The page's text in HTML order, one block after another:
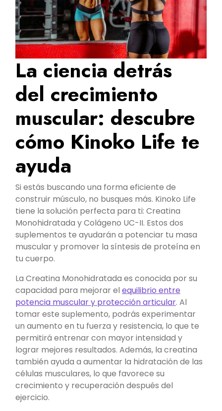
La ciencia detrás
del crecimiento
muscular: descubre
cómo Kinoko Life te
ayuda
Si estás buscando una forma eficiente de
construir músculo, no busques más. Kinoko Life
tiene la solución perfecta para ti: Creatina
Monohidratada y Colágeno UC-II. Estos dos
suplementos te ayudarán a potenciar tu masa
muscular y promover la síntesis de proteína en
tu cuerpo.
La Creatina Monohidratada es conocida por su
capacidad para mejorar el equilibrio entre
potencia muscular y protección articular. Al
tomar este suplemento, podrás experimentar
un aumento en tu fuerza y resistencia, lo que te
permitirá entrenar con mayor intensidad y
lograr mejores resultados. Además, la creatina
también ayuda a aumentar la hidratación de las
células musculares, lo que favorece su
crecimiento y recuperación después del
ejercicio.